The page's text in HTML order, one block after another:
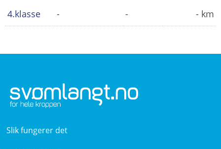
4.klasse
- - - km
Slik fungerer det